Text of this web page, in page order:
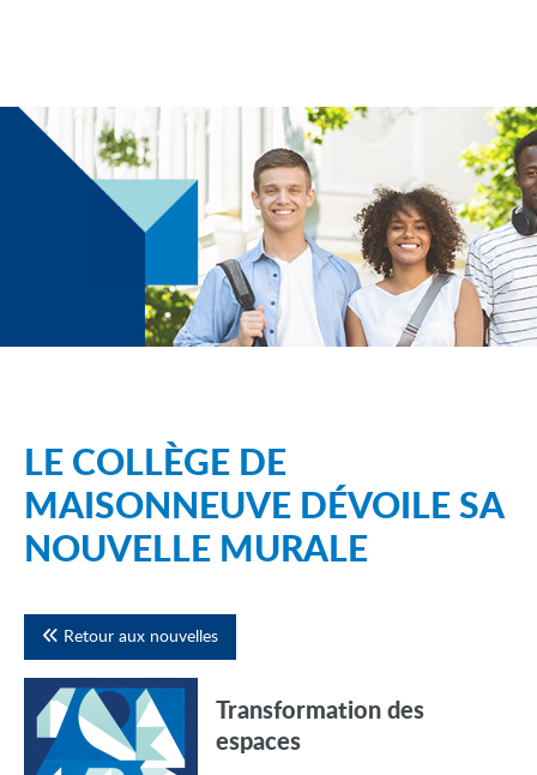
LE COLLÈGE DE
MAISONNEUVE DÉVOILE SA
NOUVELLE MURALE
Retour aux nouvelles
Transformation des
espaces